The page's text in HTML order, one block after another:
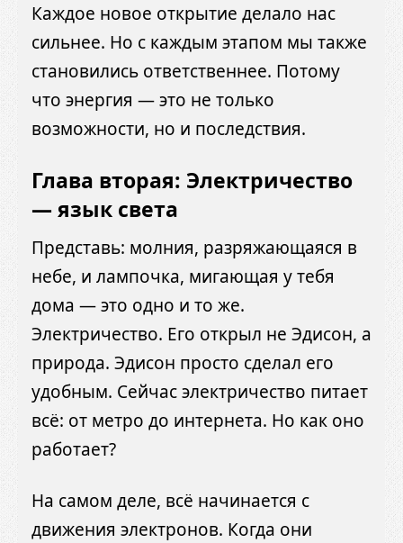
Каждое новое открытие делало нас
сильнее. Но с каждым этапом мы также
становились ответственнее. Потому
что энергия — это не только
возможности, но и последствия.
Глава вторая: Электричество
— язык света
Представь: молния, разряжающаяся в
небе, и лампочка, мигающая у тебя
дома — это одно и то же.
Электричество. Его открыл не Эдисон, а
природа. Эдисон просто сделал его
удобным. Сейчас электричество питает
всё: от метро до интернета. Но как оно
работает?
На самом деле, всё начинается с
движения электронов. Когда они